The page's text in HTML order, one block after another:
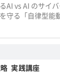
AI vs AI のサイ
守る「自律型能
実践講座